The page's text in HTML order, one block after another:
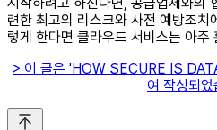
련한 최고의 리스크와 사전 예방조치
렇게 한다면 클라우드 서비스는 아주
> 이 글은 'HOW SECURE IS
여 작성되었